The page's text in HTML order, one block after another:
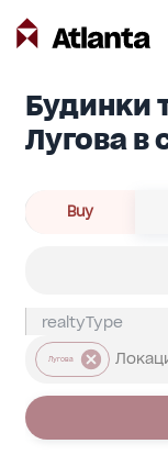
Будинки
Лугова в
Buy
Лугова